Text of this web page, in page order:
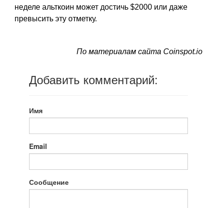
неделе альткоин может достичь $2000 или даже
превысить эту отметку.
По материалам сайта Coinspot.io
Добавить комментарий:
Имя
Email
Сообщение